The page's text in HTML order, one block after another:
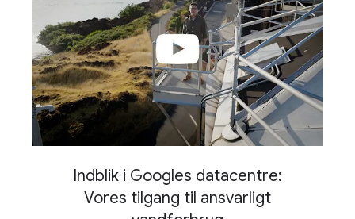
samtidig med at vi foretager langsigtede
investeringer i banebrydende teknologier såsom
fusion.
Du kan få flere oplysninger i voresmiljørapport for
2026.
Det samlede GW-tal repræsenterer ren energi, der er
anskaffet via elkøbsaftaler, aftaler om energilagring og
aftaler, hvor Google modtager miljøattributcertifikater.
Den faktiske generering kan variere fra de aftalte
mængder baseret på projektændringer, opsigelser og
Indblik i Googles datacentre:
Vores tilgang til ansvarligt